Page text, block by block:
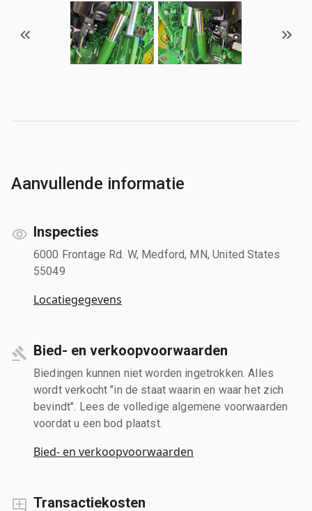
Aanvullende informatie
Inspecties
6000 Frontage Rd. W, Medford, MN, United States
55049
Locatiegegevens
Bied- en verkoopvoorwaarden
Biedingen kunnen niet worden ingetrokken. Alles
wordt verkocht "in de staat waarin en waar het zich
bevindt". Lees de volledige algemene voorwaarden
voordat u een bod plaatst.
Bied- en verkoopvoorwaarden
Transactiekosten